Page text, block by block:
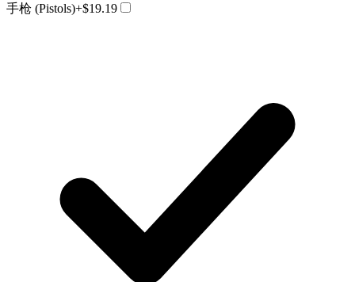
手枪 (Pistols)+$19.19